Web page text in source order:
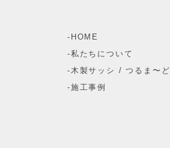
HOME
私たちについて
木製サッシ / つるま〜ど
施工事例